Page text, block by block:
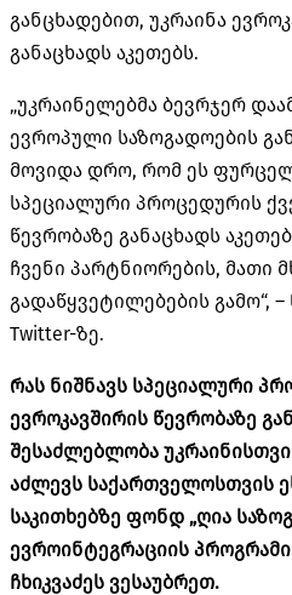
განცხადებით, უკრაინა
განაცხადს აკეთებს.
„უკრაინელებმა ბევრჯერ
ევროპული საზოგადოების
მოვიდა დრო, რომ ეს
სპეციალური პროცედურის
წევრობაზე განაცხადს
ჩვენი პარტნიორების, მათი
გადაწყვეტილებების გამო“,
Twitter-ზე.
რას ნიშნავს სპეციალური
ევროკავშირის წევრობაზე
შესაძლებლობა
აძლევს საქართველოსთვის
საკითხებზე ფონდ „ღია
ევროინტეგრაციის
ჩხიკვაძეს ვესაუბრეთ.